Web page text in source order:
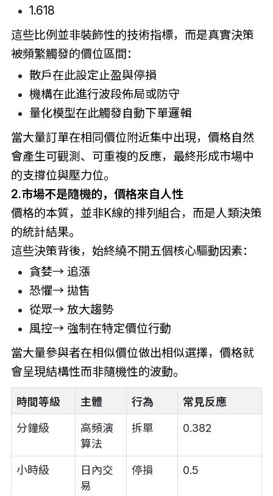
1.618
這些比例並非裝飾性的技術指標，而是真實決策
被頻繁觸發的價位區間：
散戶在此設定止盈與停損
機構在此進行波段佈局或防守
量化模型在此觸發自動下單邏輯
當大量訂單在相同價位附近集中出現，價格自然
會產生可觀測、可重複的反應，最終形成市場中
的支撐位與壓力位。
2.市場不是隨機的，價格來自人性
價格的本質，並非K線的排列組合，而是人類決策
的統計結果。
這些決策背後，始終繞不開五個核心驅動因素：
貪婪→ 追漲
恐懼→ 拋售
從眾→ 放大趨勢
風控→ 強制在特定價位行動
當大量參與者在相似價位做出相似選擇，價格就
會呈現結構性而非隨機性的波動。
時間等級 主體 行為 常見反應
分鐘級
高頻演
算法
拆單 0.382
小時級
日內交
易
停損 0.5